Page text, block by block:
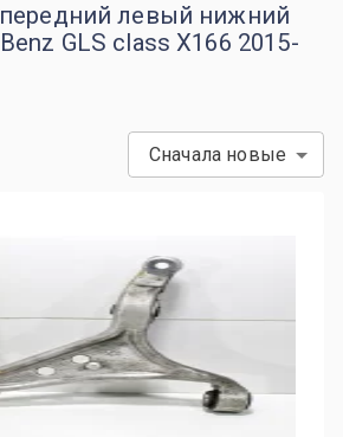
левый нижний
GLS class X166 2015-
Сначала новые